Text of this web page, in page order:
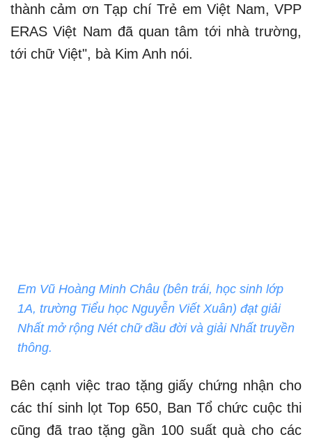
thành cảm ơn Tạp chí Trẻ em Việt Nam, VPP
ERAS Việt Nam đã quan tâm tới nhà trường,
tới chữ Việt", bà Kim Anh nói.
Em Vũ Hoàng Minh Châu (bên trái, học sinh lớp
1A, trường Tiểu học Nguyễn Viết Xuân) đạt giải
Nhất mở rộng Nét chữ đầu đời và giải Nhất truyền
thông.
Bên cạnh việc trao tặng giấy chứng nhận cho
các thí sinh lọt Top 650, Ban Tổ chức cuộc thi
cũng đã trao tặng gần 100 suất quà cho các